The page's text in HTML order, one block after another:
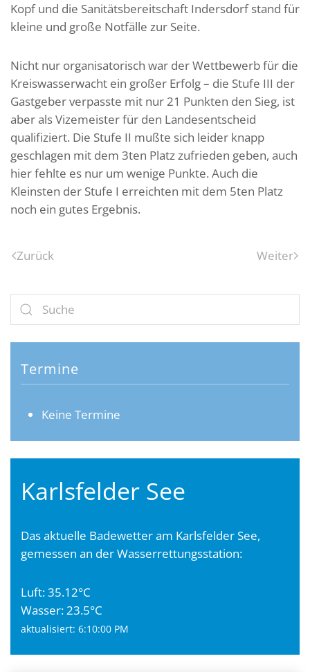
Kopf und die Sanitätsbereitschaft Indersdorf stand für
kleine und große Notfälle zur Seite.
Nicht nur organisatorisch war der Wettbewerb für die
Kreiswasserwacht ein großer Erfolg – die Stufe III der
Gastgeber verpasste mit nur 21 Punkten den Sieg, ist
aber als Vizemeister für den Landesentscheid
qualifiziert. Die Stufe II mußte sich leider knapp
geschlagen mit dem 3ten Platz zufrieden geben, auch
hier fehlte es nur um wenige Punkte. Auch die
Kleinsten der Stufe I erreichten mit dem 5ten Platz
noch ein gutes Ergebnis.
Zurück Weiter
Termine
Keine Termine
Karlsfelder See
Das aktuelle Badewetter am Karlsfelder See,
gemessen an der Wasserrettungsstation:
Luft: 35.12°C
Wasser: 23.5°C
aktualisiert: 6:10:00 PM